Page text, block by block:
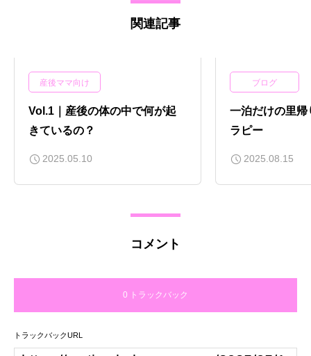
関連記事
産後ママ向け
Vol.1｜産後の体の中で何が起
きているの？
2025.05.10
ブログ
一泊だけの里
ラピー
2025.08.15
コメント
0 トラックバック
トラックバックURL